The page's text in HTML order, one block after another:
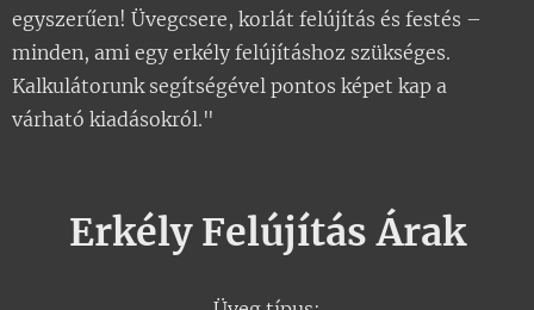
Egyéb szolgáltatások:
- Veszélyes hulladék elszállítás: 10 000 Ft
- Anyag kiszállítás Budapesten: 9 000 Ft-
egyszerűen! Üvegcsere, korlát felújítás és festés –
minden, ami egy erkély felújításhoz szükséges.
Kalkulátorunk segítségével pontos képet kap a
várható kiadásokról."
Erkély Felújítás Árak